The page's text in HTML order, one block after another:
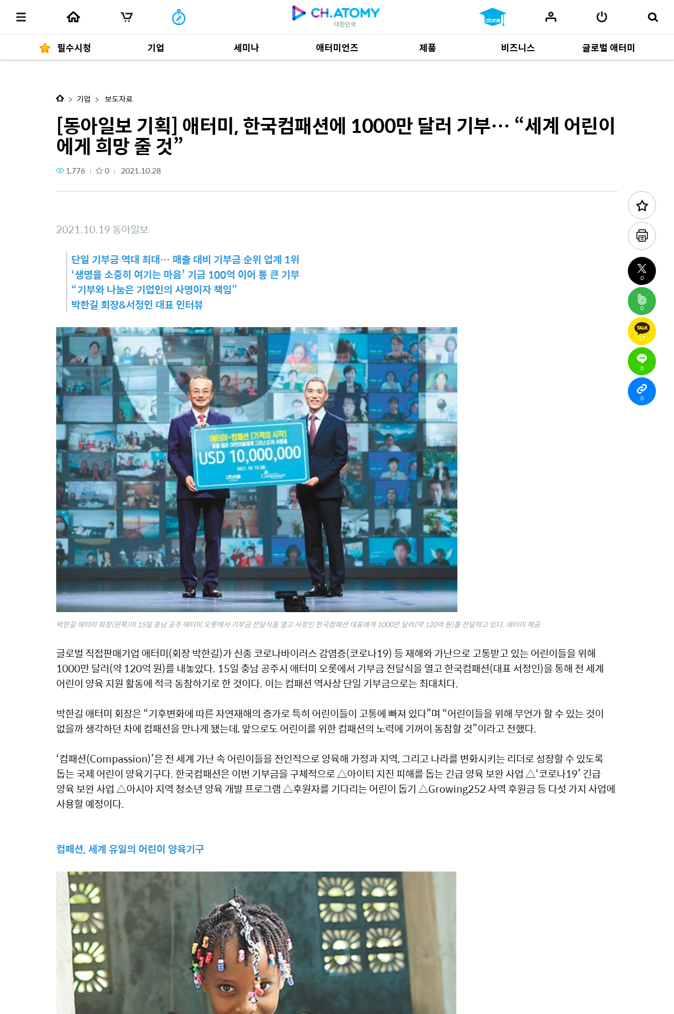
대한민국
필수시청 기업
경영자 메세지
발행물
세미나 애터미언즈 제품
제품 자료684
비즈니스
사업 자료164
글로벌 애터미
[동아일보 기획] 애터미, 한국컴패션에 1000만 달러 기부… “세계 어린이에게 희망 줄 것”
기업 보도자료
[동아일보 기획] 애터미, 한국컴패션에 1000만 달러 기부… “세계 어린이
에게 희망 줄 것”
1,776 0 2021.10.28
2021.10.19 동아일보
단일 기부금 역대 최대… 매출 대비 기부금 순위 업계 1위
‘생명을 소중히 여기는 마음’ 기금 100억 이어 통 큰 기부
“기부와 나눔은 기업인의 사명이자 책임”
박한길 회장&서정인 대표 인터뷰
박한길 애터미 회장(왼쪽)이 15일 충남 공주 애터미 오롯에서 기부금 전달식을 열고 서정인 한국컴패션 대표에게 1000만 달러(약 120억 원)를 전달하고 있다. 애터미 제공
글로벌 직접판매기업 애터미(회장 박한길)가 신종 코로나바이러스 감염증(코로나19) 등 재해와 가난으로 고통받고 있는 어린이들을 위해
1000만 달러(약 120억 원)를 내놓았다. 15일 충남 공주시 애터미 오롯에서 기부금 전달식을 열고 한국컴패션(대표 서정인)을 통해 전 세계
어린이 양육 지원 활동에 적극 동참하기로 한 것이다. 이는 컴패션 역사상 단일 기부금으로는 최대치다.
박한길 애터미 회장은 “기후변화에 따른 자연재해의 증가로 특히 어린이들이 고통에 빠져 있다”며 “어린이들을 위해 무언가 할 수 있는 것이
없을까 생각하던 차에 컴패션을 만나게 됐는데, 앞으로도 어린이를 위한 컴패션의 노력에 기꺼이 동참할 것”이라고 전했다.
‘컴패션(Compassion)’은 전 세계 가난 속 어린이들을 전인적으로 양육해 가정과 지역, 그리고 나라를 변화시키는 리더로 성장할 수 있도록
돕는 국제 어린이 양육기구다. 한국컴패션은 이번 기부금을 구체적으로 △아이티 지진 피해를 돕는 긴급 양육 보완 사업 △‘코로나19’ 긴급
양육 보완 사업 △아시아 지역 청소년 양육 개발 프로그램 △후원자를 기다리는 어린이 돕기 △Growing252 사역 후원금 등 다섯 가지 사업에
사용할 예정이다.
컴패션, 세계 유일의 어린이 양육기구